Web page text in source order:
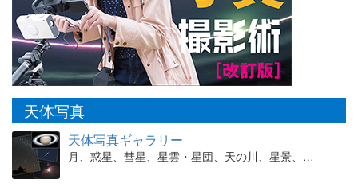
天体写真
天体写真ギャラリー
月、惑星、彗星、星雲・星団、天の川、星景、…